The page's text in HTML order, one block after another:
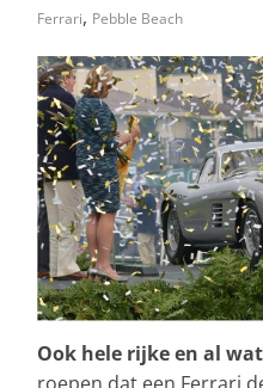
lifestyle
Ferrari, Pebble Beach
Ook hele rijke en al